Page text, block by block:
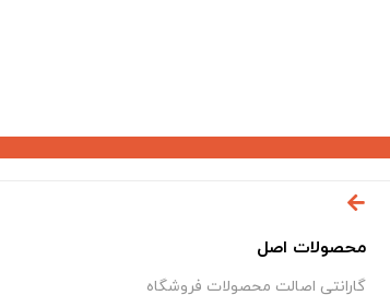
محصولات اصل
گارانتی اصالت محصولات فروشگاه